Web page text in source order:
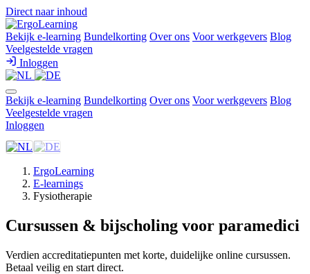
Direct naar inhoud
Bekijk e-learning Bundelkorting Over ons Voor werkgevers Blog
Veelgestelde vragen
Inloggen
Bekijk e-learning Bundelkorting Over ons Voor werkgevers Blog
Veelgestelde vragen
Inloggen
ErgoLearning
E-learnings
Fysiotherapie
Cursussen & bijscholing voor paramedici
Verdien accreditatiepunten met korte, duidelijke online cursussen.
Betaal veilig en start direct.